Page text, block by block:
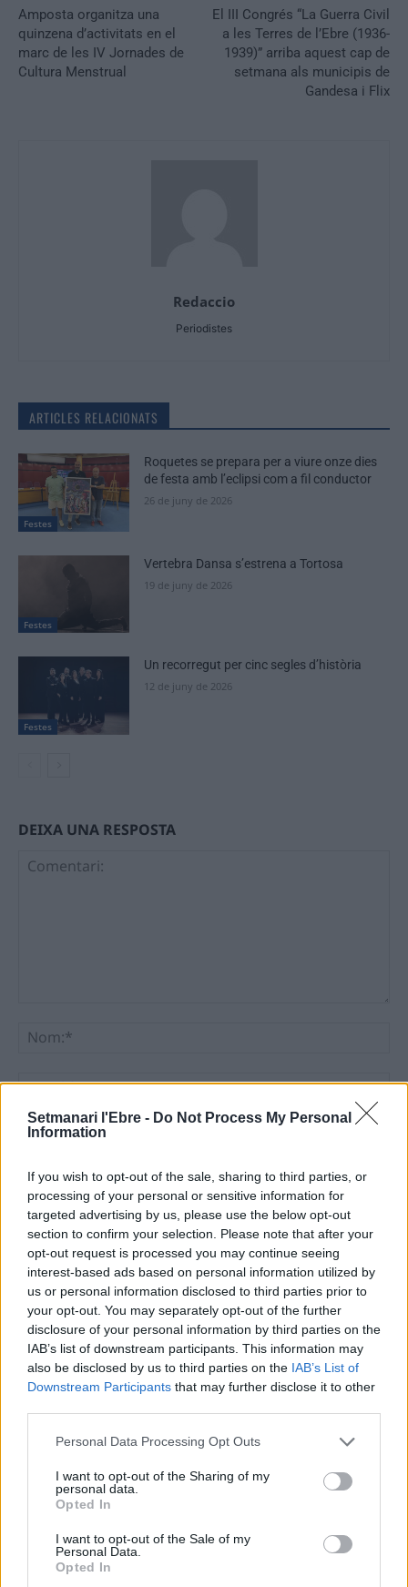
Setmanari l'Ebre - Do Not Process My Personal
Information
If you wish to opt-out of the sale, sharing to third parties, or
processing of your personal or sensitive information for
targeted advertising by us, please use the below opt-out
section to confirm your selection. Please note that after your
opt-out request is processed you may continue seeing
interest-based ads based on personal information utilized by
us or personal information disclosed to third parties prior to
your opt-out. You may separately opt-out of the further
disclosure of your personal information by third parties on the
IAB’s list of downstream participants. This information may
also be disclosed by us to third parties on the IAB’s List of
Downstream Participants that may further disclose it to other
Personal Data Processing Opt Outs
I want to opt-out of the Sharing of my
personal data.
Opted In
I want to opt-out of the Sale of my
Personal Data.
Opted In
Amposta organitza una
quinzena d’activitats en el
marc de les IV Jornades de
Cultura Menstrual
El III Congrés “La Guerra Civil
a les Terres de l’Ebre (1936-
1939)” arriba aquest cap de
setmana als municipis de
Gandesa i Flix
Redaccio
Periodistes
ARTICLES RELACIONATS
Festes
Roquetes se prepara per a viure onze dies
de festa amb l’eclipsi com a fil conductor
26 de juny de 2026
Festes
Vertebra Dansa s’estrena a Tortosa
19 de juny de 2026
Festes
Un recorregut per cinc segles d’història
12 de juny de 2026
DEIXA UNA RESPOSTA
Deseu el meu nom, el correu electrònic i el lloc web en
aquest navegador per a la propera vegada que comenti.
ÚLTIMES NOTÍCIES
Amposta recupera les Cases del Castell
i culmina un projecte estratègic que
gastronomia
40 peces a concurs